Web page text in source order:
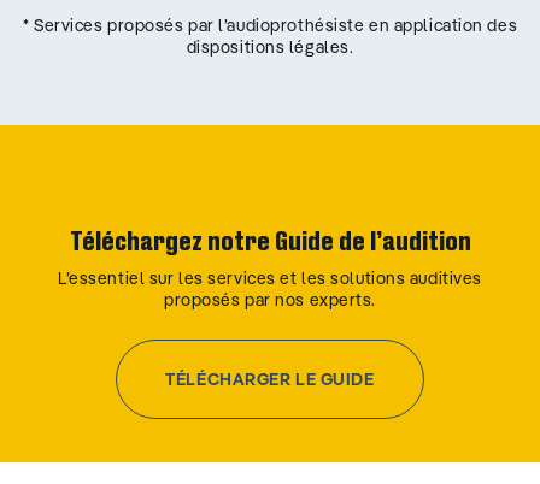
* Services proposés par l’audioprothésiste en application des
dispositions légales.
Téléchargez notre Guide de l’audition
L’essentiel sur les services et les solutions auditives
proposés par nos experts.
TÉLÉCHARGER LE GUIDE